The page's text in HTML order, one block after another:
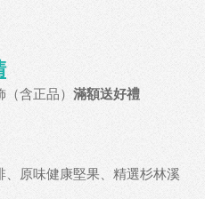
含正品） 滿額送好禮
原味健康堅果、精選杉林溪